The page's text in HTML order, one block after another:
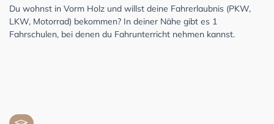
Du wohnst in Vorm Holz und willst deine Fahrerlaubnis (PKW,
LKW, Motorrad) bekommen? In deiner Nähe gibt es 1
Fahrschulen, bei denen du Fahrunterricht nehmen kannst.